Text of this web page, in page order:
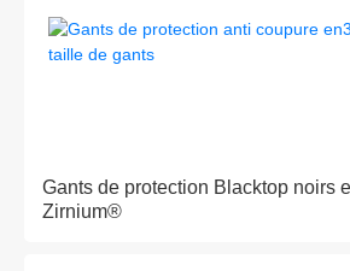
Gants de protection Blacktop noirs
Zirnium®